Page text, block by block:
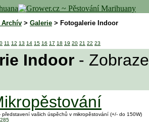
Archív > Galerie > Fotogalerie Indoor
11 12 13 14 15 16 17 18 19 20 21 22 23
Indoor -
představení vašich úspěchů v mikropěstování (+/- do 150W)